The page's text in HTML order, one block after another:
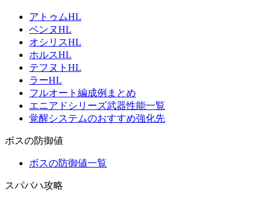
アトゥムHL
ベンヌHL
オシリスHL
ホルスHL
テフヌトHL
ラーHL
フルオート編成例まとめ
エニアドシリーズ武器性能一覧
覚醒システムのおすすめ強化先
ボスの防御値
ボスの防御値一覧
スパバハ攻略